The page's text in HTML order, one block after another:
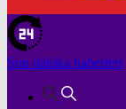
Son dakika haberleri